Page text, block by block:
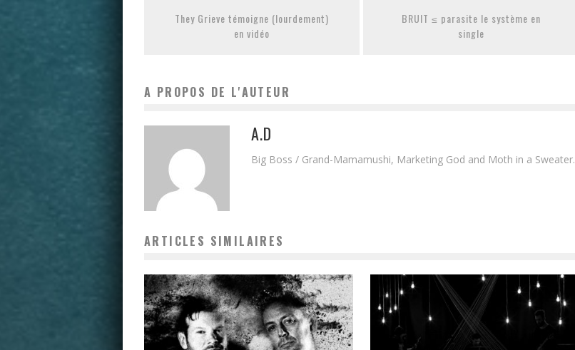
They Grieve témoigne (lourdement)
en vidéo
BRUIT ≤ parasite le système en
single
A PROPOS DE L'AUTEUR
A.D
Big Boss / Grand-Mamamushi, Marketing God and Moth in a Sweater.
ARTICLES SIMILAIRES